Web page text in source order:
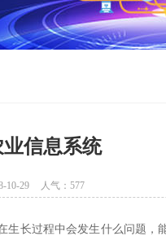
信息系统
10-29 人气： 577
长过程中会发生什么问题，